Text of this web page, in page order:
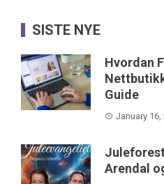
SISTE NYE
Hvordan
Guide
January 16,
Arendal